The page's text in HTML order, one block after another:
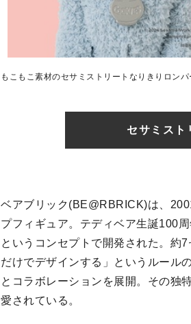
もこもこ素材のセサミストリートなりきりロン
セサミスト
ベアブリック(BE@RBRICK)は、
プフィギュア。テディベア生誕100
というコンセプトで開発された。約
だけでデザインする」というルール
とコラボレーションを展開。その独
愛されている。